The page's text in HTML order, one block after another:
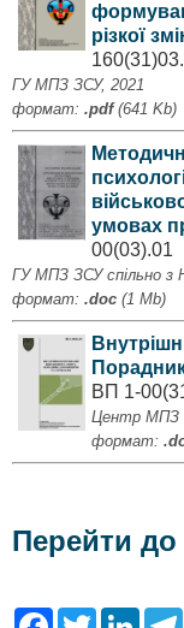
різкої
ГУ МПЗ ЗСУ, 2021
формат: .pdf(641 Kb)
умовах
00(03).01
ГУ МПЗ ЗСУ спільно
формат: .doc (1 Mb)
ВП 1-
Центр МПЗ
формат:
Перейти до
F
T
L